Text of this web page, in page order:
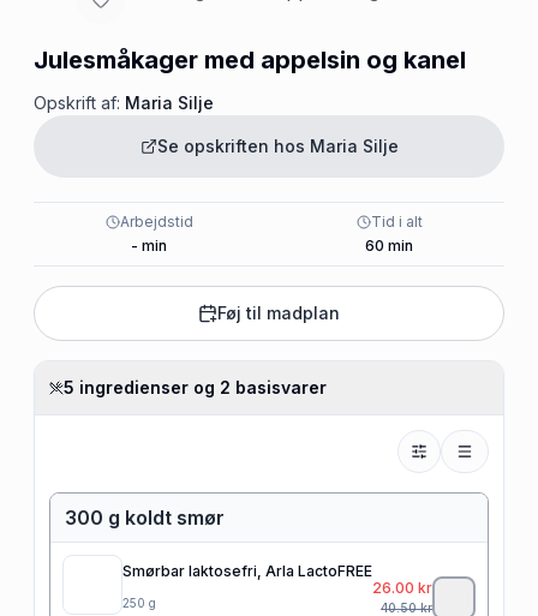
Julesmåkager med appelsin og kanel
Opskrift af: Maria Silje
Se opskriften hos Maria Silje
Arbejdstid
- min
Tid i alt
60 min
Føj til madplan
5 ingredienser og 2 basisvarer
300 g koldt smør
Smørbar laktosefri, Arla LactoFREE
250 g
26.00 kr
40.50kr